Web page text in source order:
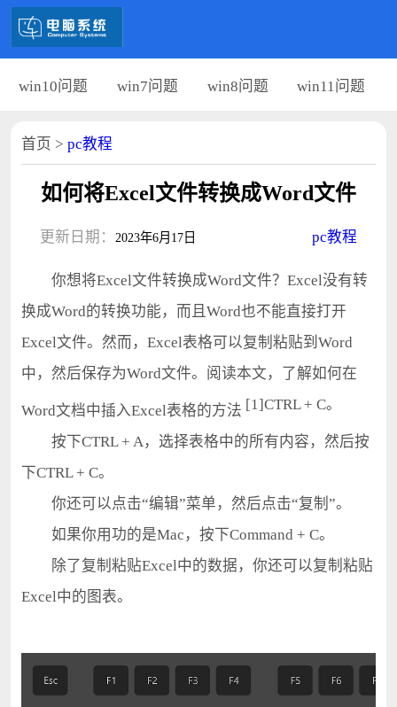
win10问题 win7问题 win8问题 win11问题
首页 > pc教程
如何将Excel文件转换成Word文件
更新日期： 2023年6月17日 pc教程
你想将Excel文件转换成Word文件？Excel没有转
换成Word的转换功能，而且Word也不能直接打开
Excel文件。然而，Excel表格可以复制粘贴到Word
中，然后保存为Word文件。阅读本文，了解如何在
Word文档中插入Excel表格的方法 [1]CTRL + C。
按下CTRL + A，选择表格中的所有内容，然后按
下CTRL + C。
你还可以点击“编辑”菜单，然后点击“复制”。
如果你用功的是Mac，按下Command + C。
除了复制粘贴Excel中的数据，你还可以复制粘贴
Excel中的图表。